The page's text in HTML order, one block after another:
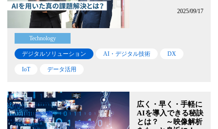
2025/09/17
Technology
デジタルソリューション AI・デジタル技術 DX
IoT データ活用
広く・早く・手軽に
AIを導入できる秘訣
とは？ ～映像解析